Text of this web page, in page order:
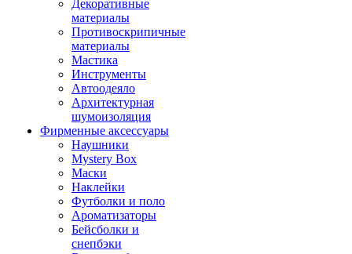
Декоративные
материалы
Противоскрипичные
материалы
Мастика
Инструменты
Автоодеяло
Архитектурная
шумоизоляция
Фирменные аксессуары
Наушники
Mystery Box
Маски
Наклейки
Футболки и поло
Ароматизаторы
Бейсболки и
снепбэки